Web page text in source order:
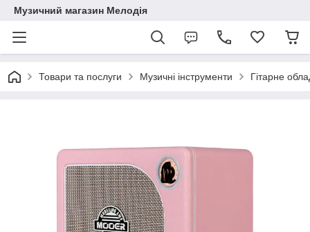
Музичний магазин Мелодія
Товари та послуги Музичні інструменти Гітарне